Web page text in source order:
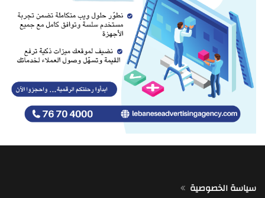
سياسة الخصوصية